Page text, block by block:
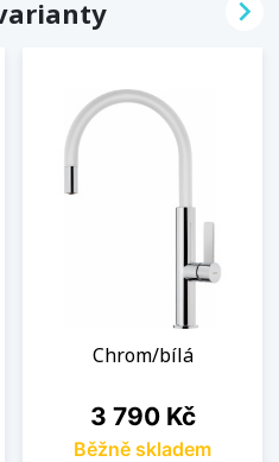
Chrom/bílá
Cena
3 790 Kč
Běžně skladem
